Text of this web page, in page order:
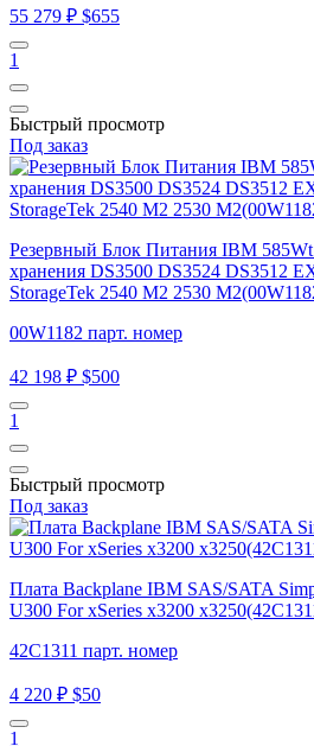
55 279 ₽ $655
1
Быстрый просмотр
Под заказ
Резервный Блок Питания IBM 585Wt
хранения DS3500 DS3524 DS3512
StorageTek 2540 M2 2530
00W1182 парт. номер
42 198 ₽ $500
1
Быстрый просмотр
Под заказ
Плата Backplane IBM SAS/SATA
U300 For xSeries x3200
42C1311 парт. номер
4 220 ₽ $50
1